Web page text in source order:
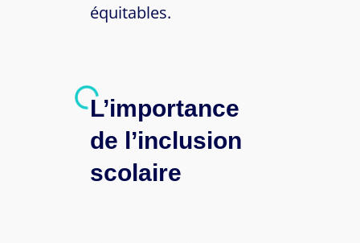
équitables.
L’importance
de l’inclusion
scolaire